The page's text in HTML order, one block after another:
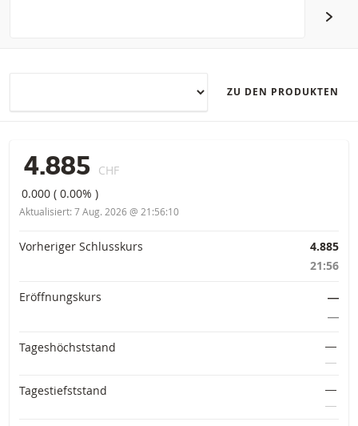
ZU DEN PRODUKTEN
4.885 CHF
0.000 (0.00% )
Aktualisiert: 7 Aug. 2026 @ 21:56:10
Vorinformationen
Vorheriger Schlusskurs
4.885
21:56
Eröffnungskurs
―
―
Tageshöchststand
―
―
Tagestiefststand
―
―